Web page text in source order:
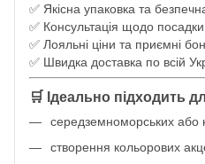
✅ Якісна упаковка та
✅ Консультація щодо посадки
✅ Лояльні ціни та приємні
✅ Швидка доставка по всій
🛒 Ідеально підходить
середземноморських або
створення кольорових